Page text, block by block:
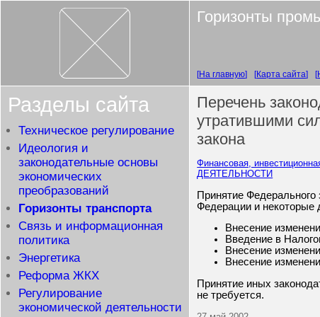
Горизонты
На главную Карта сайта
Разделы сайта
Техническое регулирование
Идеология и
законодательные основы
экономических
преобразований
Горизонты транспорта
Связь и информационная
политика
Энергетика
Реформа ЖКХ
Регулирование
экономической деятельности
Перечень
утратившими
закона
Финансовая,
ДЕЯТЕЛЬНОСТИ
Принятие
Федерации и некоторые
Внесение
Введение в
Внесение
Внесение
Принятие иных
не требуется.